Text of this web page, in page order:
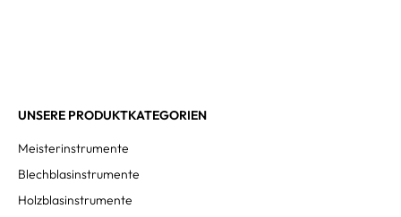
UNSERE PRODUKTKATEGORIEN
Meisterinstrumente
Blechblasinstrumente
Holzblasinstrumente